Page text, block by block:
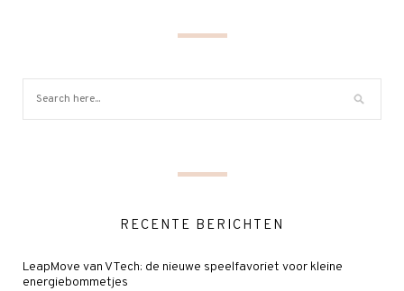
RECENTE BERICHTEN
LeapMove van VTech: de nieuwe speelfavoriet voor kleine
energiebommetjes